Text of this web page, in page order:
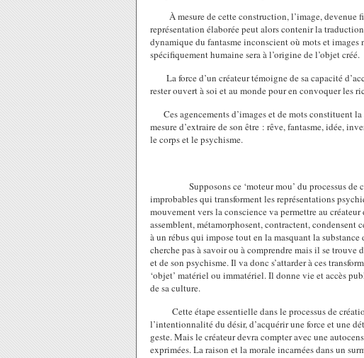
À mesure de cette construction, l’image, devenue
représentation élaborée peut alors contenir la
dynamique du fantasme inconscient où mots et
spécifiquement humaine sera à l’origine de l’objet créé.
La force d’un créateur témoigne de sa capacité
rester ouvert à soi et au monde pour en convoquer les
Ces agencements d’images et de mots constituent
mesure d’extraire de son être : rêve, fantasme, idée,
le corps et le psychisme.
Supposons ce ‘moteur mou’ du processus
improbables qui transforment les représentations
mouvement vers la conscience va permettre au créateur
assemblent, métamorphosent, contractent, condensent
à un rébus qui impose tout en la masquant la
cherche pas à savoir ou à comprendre mais il se trouve
et de son psychisme. Il va donc s’attarder à ces
‘objet’ matériel ou immatériel. Il donne vie et accès
de sa culture.
Cette étape essentielle dans le processus de
l’intentionnalité du désir, d’acquérir une force et une
geste. Mais le créateur devra compter avec une
exprimées. La raison et la morale incarnées dans un